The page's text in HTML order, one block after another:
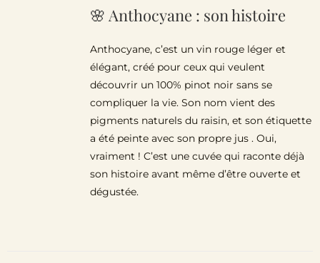
🌸 Anthocyane : son histoire
Anthocyane, c’est un vin rouge léger et
élégant, créé pour ceux qui veulent
découvrir un 100% pinot noir sans se
compliquer la vie. Son nom vient des
pigments naturels du raisin, et son étiquette
a été peinte avec son propre jus . Oui,
vraiment ! C’est une cuvée qui raconte déjà
son histoire avant même d’être ouverte et
dégustée.